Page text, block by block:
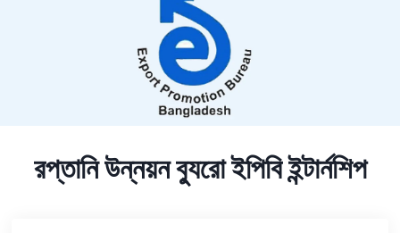
রপ্তানি উন্নয়ন ব্যুরো ইপিবি ইন্টার্নশিপ